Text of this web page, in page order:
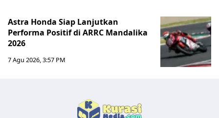
Astra Honda Siap Lanjutkan
Performa Positif di ARRC Mandalika
2026
7 Agu 2026, 3:57 PM